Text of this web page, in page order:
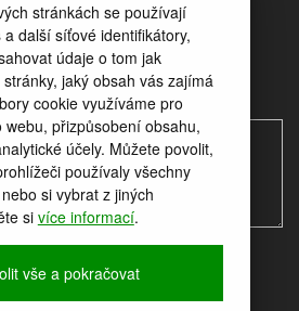
stránkách se používají
další síťové identifikátory,
údaje o tom jak
jaký obsah vás zajímá
cookie využíváme pro
přizpůsobení obsahu,
účely. Můžete povolit,
používaly všechny
si vybrat z jiných
sivíce informací.
vše a pokračovat